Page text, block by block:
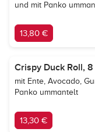
und mit Panko
13,80 €
Crispy Duck Roll,
mit Ente, Avocado,
Panko ummantelt
13,30 €